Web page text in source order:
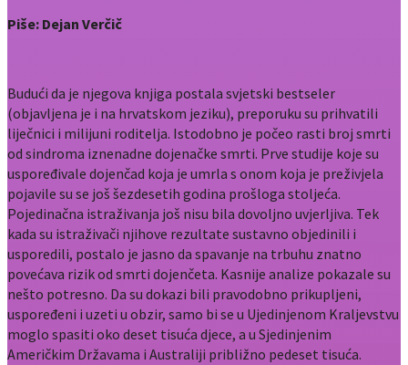
Piše: Dejan Verčič
Budući da je njegova knjiga postala svjetski bestseler
(objavljena je i na hrvatskom jeziku), preporuku su prihvatili
liječnici i milijuni roditelja. Istodobno je počeo rasti broj smrti
od sindroma iznenadne dojenačke smrti. Prve studije koje su
uspoređivale dojenčad koja je umrla s onom koja je preživjela
pojavile su se još šezdesetih godina prošloga stoljeća.
Pojedinačna istraživanja još nisu bila dovoljno uvjerljiva. Tek
kada su istraživači njihove rezultate sustavno objedinili i
usporedili, postalo je jasno da spavanje na trbuhu znatno
povećava rizik od smrti dojenčeta. Kasnije analize pokazale su
nešto potresno. Da su dokazi bili pravodobno prikupljeni,
uspoređeni i uzeti u obzir, samo bi se u Ujedinjenom Kraljevstvu
moglo spasiti oko deset tisuća djece, a u Sjedinjenim
Američkim Državama i Australiji približno pedeset tisuća.